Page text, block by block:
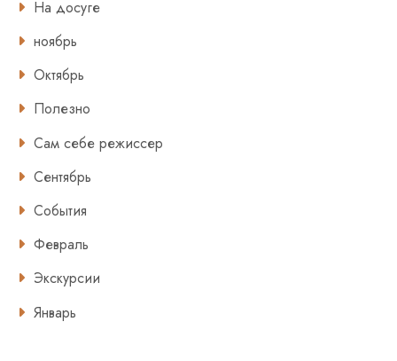
На досуге
ноябрь
Октябрь
Полезно
Сам себе режиссер
Сентябрь
События
Февраль
Экскурсии
Январь